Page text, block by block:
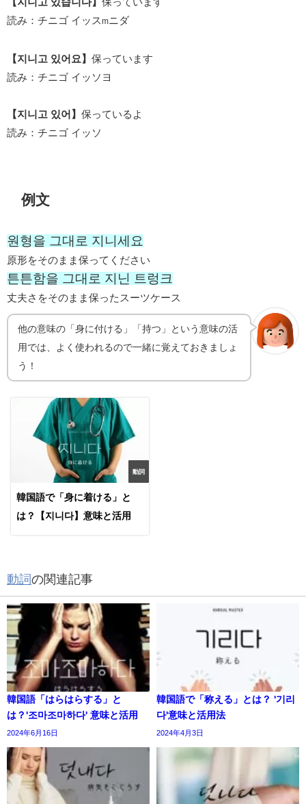
読み：チニゴ イッス m ニダ
【지니고 있어요】 保っています
読み：チニゴ イッソヨ
【지니고 있어】 保っているよ
読み：チニゴ イッソ
例文
원형을 그대로 지니세요
原形をそのまま保ってください
튼튼함을 그대로 지닌 트렁크
丈夫さをそのまま保ったスーツケース
他の意味の「身に付ける」「持つ」という意味の活
用では、よく使われるので一緒に覚えておきましょ
う！
動詞
韓国語で「身に着ける」と
は？【지니다】意味と活用
動詞の関連記事
韓国語「はらはらする」と
は？'조마조마하다' 意味と活用
2024年6月16日
韓国語で「称える」とは？ '기리
다'意味と活用法
2024年4月3日